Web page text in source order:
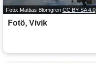
Foto: Mattias Blomgren CC BY-SA 4.0
Fotö, Vivik